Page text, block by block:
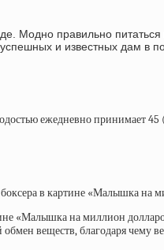
Модно правильно
и известных дам в
ежедневно принимает
в картине «Малышка на
«Малышка на миллион
обмен веществ, благодаря